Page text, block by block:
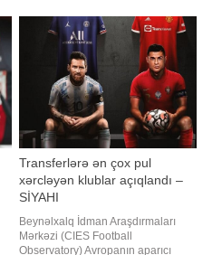
Martini (Fransa) vaza-ari ilə məğlub
edərək Azərbaycana ilk qızıl medalı
Transferlərə ən çox pul
xərcləyən klublar açıqlandı –
SİYAHI
Beynəlxalq İdman Araşdırmaları
Mərkəzi (CIES Football
Observatory) Avropanın aparıcı